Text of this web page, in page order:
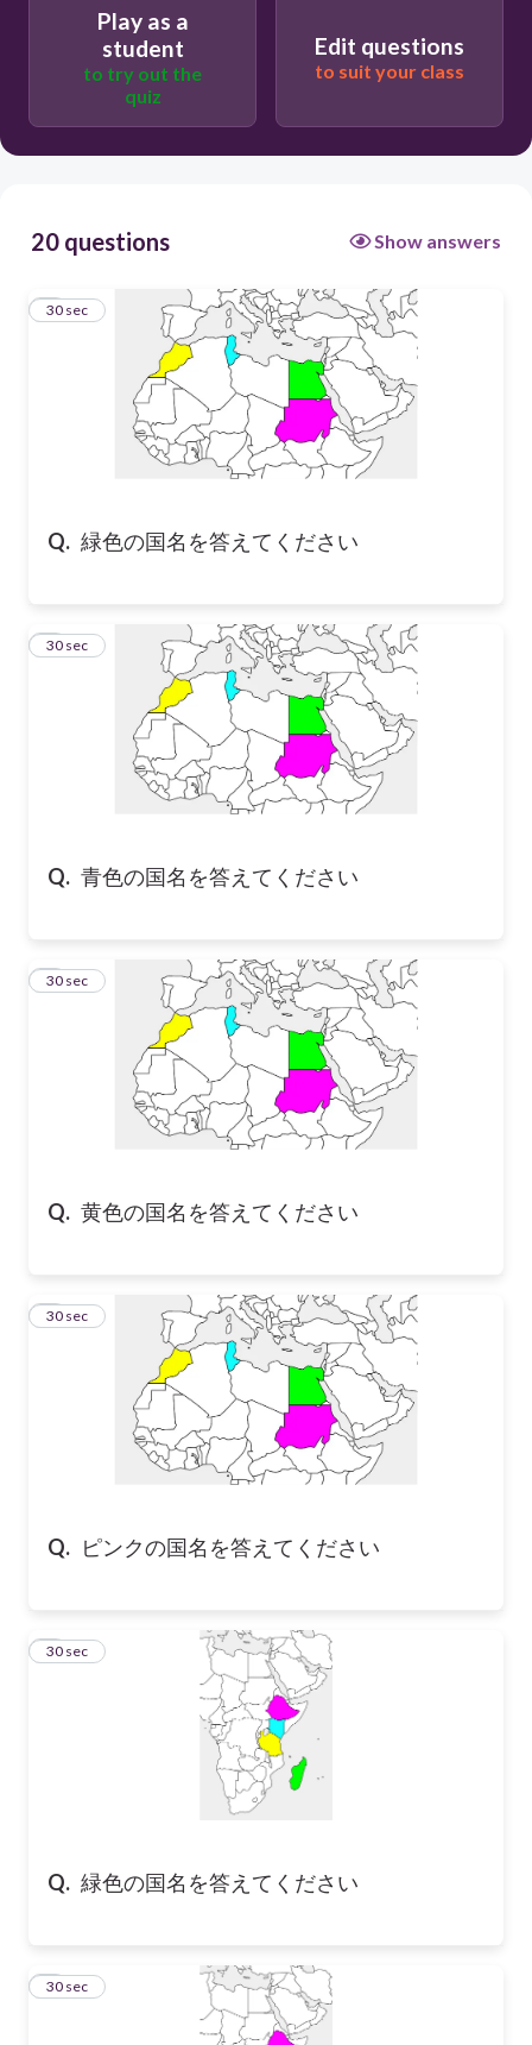
Play as a
student
to try out the
quiz
Edit questions
to suit your class
20 questions Show answers
Q. 緑色の国名を答えてください
1
30 sec
Q. 青色の国名を答えてください
2
30 sec
Q. 黄色の国名を答えてください
3
30 sec
Q. ピンクの国名を答えてください
4
30 sec
Q. 緑色の国名を答えてください
5
30 sec
6
30 sec